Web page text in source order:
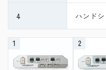
4 ハンド
1 2